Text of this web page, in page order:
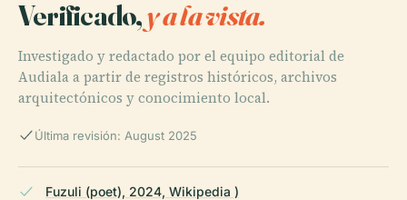
Verificado,y a la vista.
Investigado y redactado por el equipo editorial de
Audiala a partir de registros históricos, archivos
arquitectónicos y conocimiento local.
Última revisión: August 2025
Fuzuli (poet), 2024, Wikipedia )